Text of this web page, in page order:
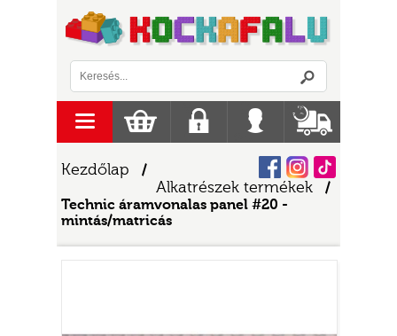
Kezdőlap /
Alkatrészek termékek
/
Technic áramvonalas panel #20 -
mintás/matricás